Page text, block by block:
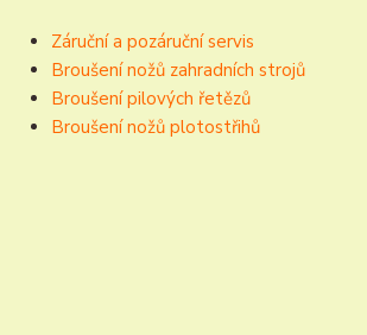
Záruční a pozáruční servis
Broušení nožů zahradních strojů
Broušení pilových řetězů
Broušení nožů plotostřihů